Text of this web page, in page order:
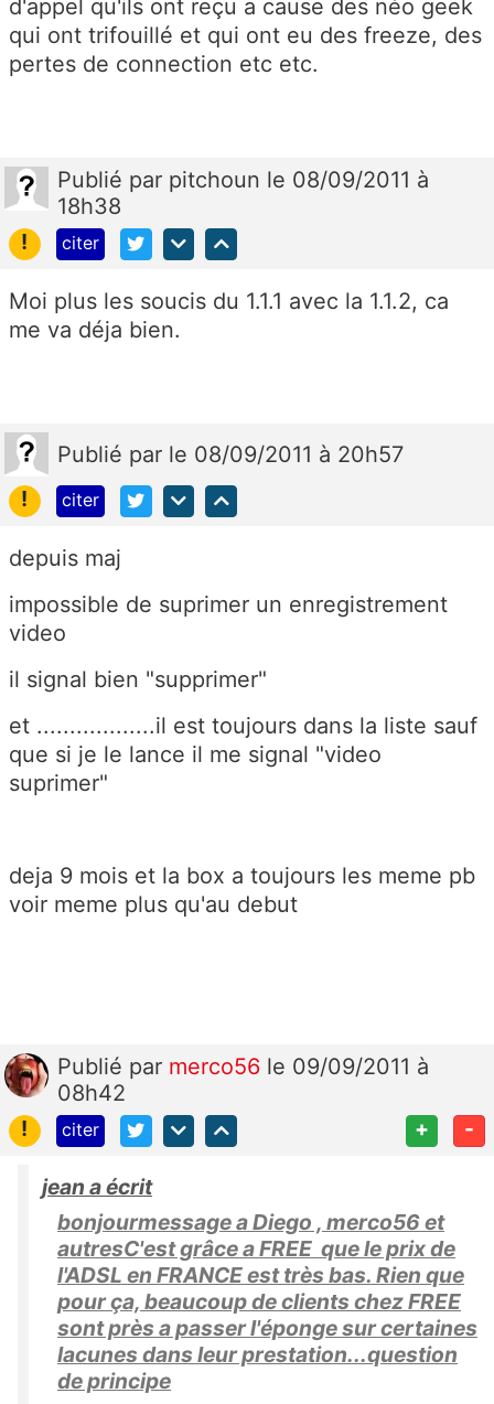
d'appel qu'ils ont reçu a cause des néo geek
qui ont trifouillé et qui ont eu des freeze, des
pertes de connection etc etc.
Publié par pitchoun le 08/09/2011 à
18h38
!
citer
Moi plus les soucis du 1.1.1 avec la 1.1.2, ca
me va déja bien.
Publié par le 08/09/2011 à 20h57
!
citer
depuis maj
impossible de suprimer un enregistrement
video
il signal bien "supprimer"
et ..................il est toujours dans la liste sauf
que si je le lance il me signal "video
suprimer"
deja 9 mois et la box a toujours les meme pb
voir meme plus qu'au debut
Publié par merco56 le 09/09/2011 à
08h42
!
citer + -
jean a écrit
bonjourmessage a Diego , merco56 et
autresC'est grâce a FREE que le prix de
l'ADSL en FRANCE est très bas. Rien que
pour ça, beaucoup de clients chez FREE
sont près a passer l'éponge sur certaines
lacunes dans leur prestation...question
de principe